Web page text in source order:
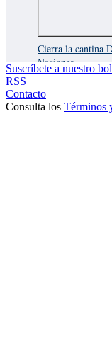
Cierra la cantina
Naciones
Suscríbete a nuestro
RSS
Contacto
Consulta los Términos